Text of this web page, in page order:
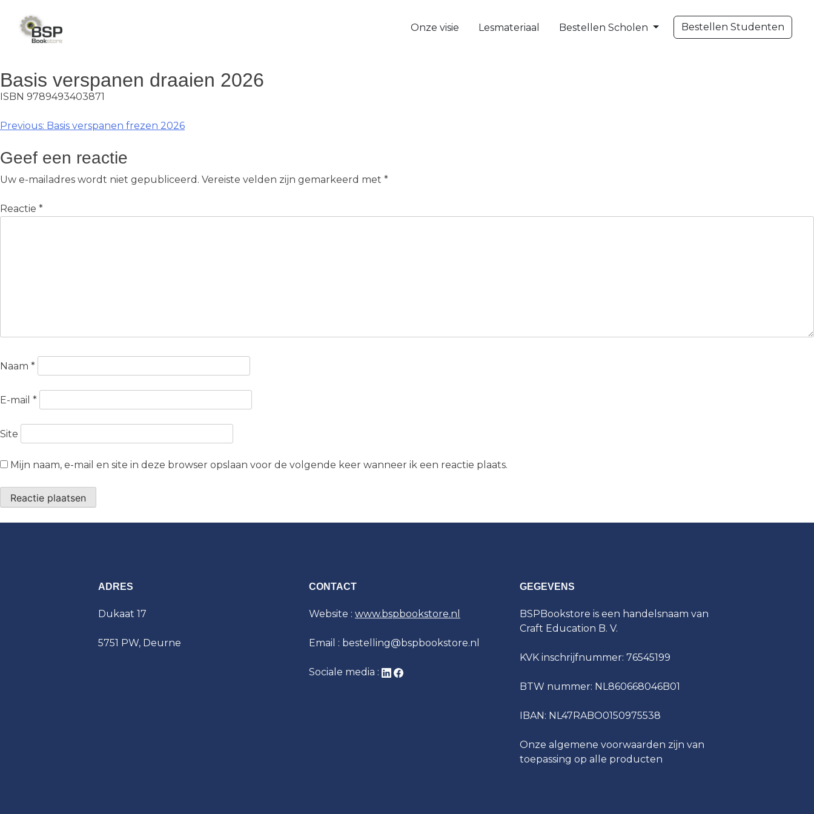
content
Onze visie Lesmateriaal Bestellen Scholen Bestellen Studenten
Basis verspanen draaien 2026
ISBN 9789493403871
Berichtnavigatie
Previous: Basis verspanen frezen 2026
Geef een reactie
Uw e-mailadres wordt niet gepubliceerd. Vereiste velden zijn gemarkeerd met *
Reactie *
Naam *
E-mail *
Site
Mijn naam, e-mail en site in deze browser opslaan voor de volgende keer wanneer ik een reactie plaats.
ADRES
Dukaat 17
5751 PW, Deurne
CONTACT
Website : www.bspbookstore.nl
Email : bestelling@bspbookstore.nl
Sociale media :
GEGEVENS
BSPBookstore is een handelsnaam van
Craft Education B. V.
KVK inschrijfnummer: 76545199
BTW nummer: NL860668046B01
IBAN: NL47RABO0150975538
Onze algemene voorwaarden zijn van
toepassing op alle producten